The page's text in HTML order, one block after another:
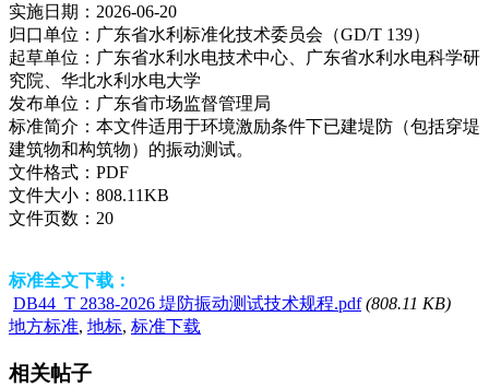
实施日期： 2026-06-20
归口单位： 广东省水利标准化技术委员会（GD/T 139）
起草单位： 广东省水利水电技术中心、广东省水利水电科学研
究院、华北水利水电大学
发布单位： 广东省市场监督管理局
标准简介： 本文件适用于环境激励条件下已建堤防（包括穿堤
建筑物和构筑物）的振动测试。
文件格式： PDF
文件大小： 808.11KB
文件页数： 20
标准全文下载：
DB44_T 2838-2026 堤防振动测试技术规程.pdf (808.11 KB)
地方标准, 地标, 标准下载
相关帖子